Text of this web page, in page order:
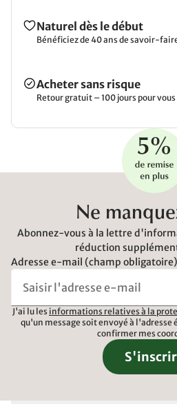
Naturel dès le début
Bénéficiez de 40 ans de savoir-
Acheter sans risque
Retour gratuit – 100 jours pour
Ne
Abonnez-vous à la lettre
réduction
Adresse e-mail (champ obligatoire)
J'ai lu les informations relatives à la
qu'un message soit envoyé à l'adresse
confirmer mes